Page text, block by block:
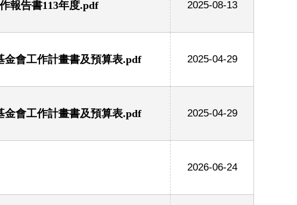
報告書113年度.pdf 2025-08-13
金會工作計畫書及預算表.pdf 2025-04-29
金會工作計畫書及預算表.pdf 2025-04-29
2026-06-24